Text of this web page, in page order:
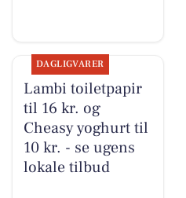
DAGLIGVARER
Lambi toiletpapir
til 16 kr. og
Cheasy yoghurt til
10 kr. - se ugens
lokale tilbud